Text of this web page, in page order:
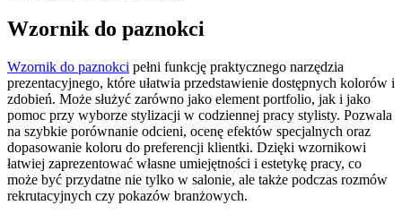
Wzornik do paznokci
Wzornik do paznokci pełni funkcję praktycznego narzędzia
prezentacyjnego, które ułatwia przedstawienie dostępnych kolorów i
zdobień. Może służyć zarówno jako element portfolio, jak i jako
pomoc przy wyborze stylizacji w codziennej pracy stylisty. Pozwala
na szybkie porównanie odcieni, ocenę efektów specjalnych oraz
dopasowanie koloru do preferencji klientki. Dzięki wzornikowi
łatwiej zaprezentować własne umiejętności i estetykę pracy, co
może być przydatne nie tylko w salonie, ale także podczas rozmów
rekrutacyjnych czy pokazów branżowych.